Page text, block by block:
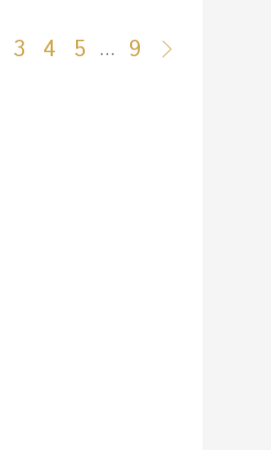
3 4 5 … 9